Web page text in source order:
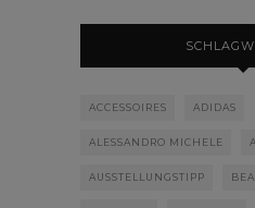
ACCESSOIRES ADIDAS
ALESSANDRO MICHELE
AUSSTELLUNGSTIPP